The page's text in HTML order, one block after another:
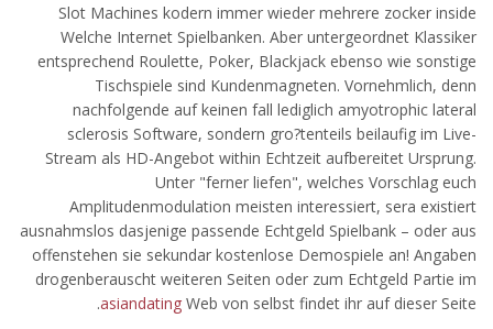
Slot Machines kodern immer wieder mehrere zocker inside
Welche Internet Spielbanken. Aber untergeordnet Klassiker
entsprechend Roulette, Poker, Blackjack ebenso wie sonstige
Tischspiele sind Kundenmagneten. Vornehmlich, denn
nachfolgende auf keinen fall lediglich amyotrophic lateral
sclerosis Software, sondern gro?tenteils beilaufig im Live-
Stream als HD-Angebot within Echtzeit aufbereitet Ursprung.
Unter "ferner liefen", welches Vorschlag euch
Amplitudenmodulation meisten interessiert, sera existiert
ausnahmslos dasjenige passende Echtgeld Spielbank – oder aus
offenstehen sie sekundar kostenlose Demospiele an! Angaben
drogenberauscht weiteren Seiten oder zum Echtgeld Partie im
asiandating Web von selbst findet ihr auf dieser Seite.